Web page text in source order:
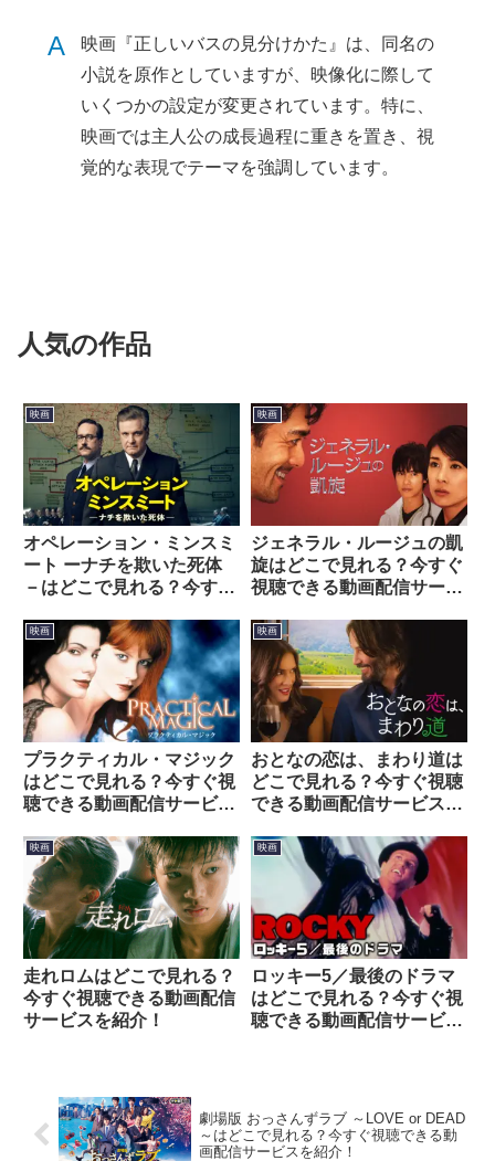
A
映画『正しいバスの見分けかた』は、同名の
小説を原作としていますが、映像化に際して
いくつかの設定が変更されています。特に、
映画では主人公の成長過程に重きを置き、視
覚的な表現でテーマを強調しています。
人気の作品
映画
オペレーション・ミンスミ
ート ーナチを欺いた死体
－はどこで見れる？今すぐ
スを紹介！
映画
ジェネラル・ルージュの凱
旋はどこで見れる？今すぐ
視聴できる動画配信サービ
映画
プラクティカル・マジック
はどこで見れる？今すぐ視
聴できる動画配信サービス
映画
おとなの恋は、まわり道は
どこで見れる？今すぐ視聴
できる動画配信サービスを
映画
走れロムはどこで見れる？
今すぐ視聴できる動画配信
サービスを紹介！
映画
ロッキー5／最後のドラマ
はどこで見れる？今すぐ視
聴できる動画配信サービス
劇場版 おっさんずラブ ～LOVE or DEAD
～はどこで見れる？今すぐ視聴できる動
画配信サービスを紹介！